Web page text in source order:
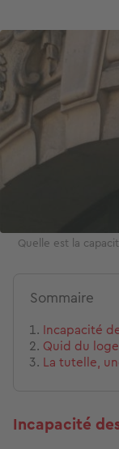
Image
Quelle est la
Sommaire
Incapacité
Quid du
La tutelle,
Incapacité